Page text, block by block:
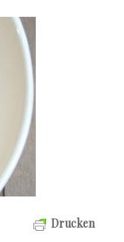
Drucken